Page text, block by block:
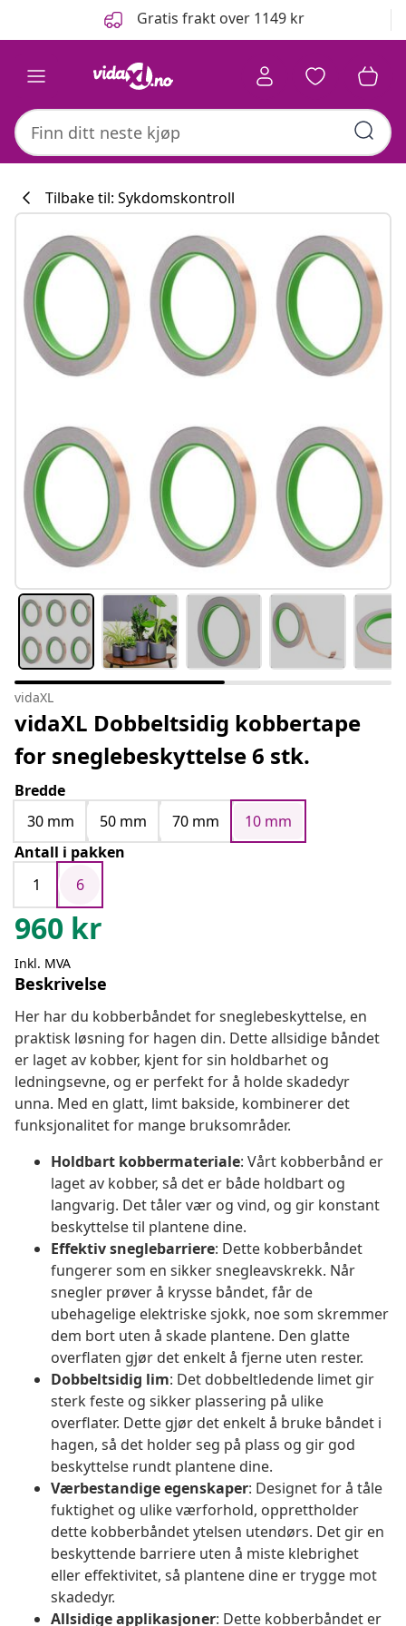
Gratis frakt over 1149 kr
Tilbake til: Sykdomskontroll
vidaXL
vidaXL Dobbeltsidig kobbertape
for sneglebeskyttelse 6 stk.
Bredde
30 mm
50 mm 70 mm
10 mm
Antall i pakken
1
6
960 kr
Inkl. MVA
Beskrivelse
Her har du kobberbåndet for sneglebeskyttelse, en
praktisk løsning for hagen din. Dette allsidige båndet
er laget av kobber, kjent for sin holdbarhet og
ledningsevne, og er perfekt for å holde skadedyr
unna. Med en glatt, limt bakside, kombinerer det
funksjonalitet for mange bruksområder.
Holdbart kobbermateriale: Vårt kobberbånd er
laget av kobber, så det er både holdbart og
langvarig. Det tåler vær og vind, og gir konstant
beskyttelse til plantene dine.
Effektiv sneglebarriere: Dette kobberbåndet
fungerer som en sikker snegleavskrekk. Når
snegler prøver å krysse båndet, får de
ubehagelige elektriske sjokk, noe som skremmer
dem bort uten å skade plantene. Den glatte
overflaten gjør det enkelt å fjerne uten rester.
Dobbeltsidig lim: Det dobbeltledende limet gir
sterk feste og sikker plassering på ulike
overflater. Dette gjør det enkelt å bruke båndet i
hagen, så det holder seg på plass og gir god
beskyttelse rundt plantene dine.
Værbestandige egenskaper: Designet for å tåle
fuktighet og ulike værforhold, opprettholder
dette kobberbåndet ytelsen utendørs. Det gir en
beskyttende barriere uten å miste klebrighet
eller effektivitet, så plantene dine er trygge mot
skadedyr.
Allsidige applikasjoner: Dette kobberbåndet er